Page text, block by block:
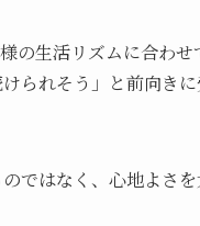
の生活リズムに合わせ
けられそう」と前向き
ではなく、心地よさ